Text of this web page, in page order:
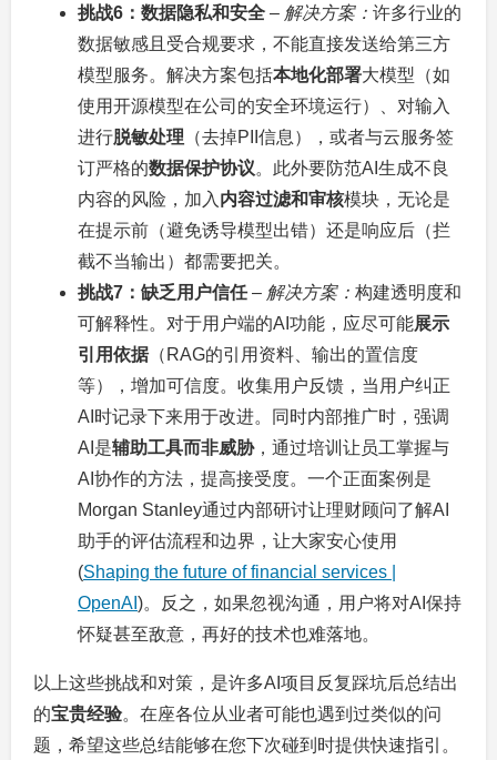
挑战6：数据隐私和安全 – 解决方案： 许多行业的
数据敏感且受合规要求，不能直接发送给第三方
模型服务。解决方案包括本地化部署大模型（如
使用开源模型在公司的安全环境运行）、对输入
进行脱敏处理 （去掉PII信息），或者与云服务签
订严格的数据保护协议。此外要防范AI生成不良
内容的风险，加入内容过滤和审核模块，无论是
在提示前（避免诱导模型出错）还是响应后（拦
截不当输出）都需要把关。
挑战7：缺乏用户信任– 解决方案： 构建透明度和
可解释性。对于用户端的AI功能，应尽可能展示
引用依据（RAG的引用资料、输出的置信度
等），增加可信度。收集用户反馈，当用户纠正
AI时记录下来用于改进。同时内部推广时，强调
AI是辅助工具而非威胁，通过培训让员工掌握与
AI协作的方法，提高接受度。一个正面案例是
Morgan Stanley通过内部研讨让理财顾问了解AI
助手的评估流程和边界，让大家安心使用
(Shaping the future of financial services |
OpenAI )。反之，如果忽视沟通，用户将对AI保持
怀疑甚至敌意，再好的技术也难落地。
以上这些挑战和对策，是许多AI项目反复踩坑后总结出
的宝贵经验。在座各位从业者可能也遇到过类似的问
题，希望这些总结能够在您下次碰到时提供快速指引。